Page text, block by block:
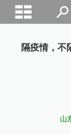
隔疫情，不
山